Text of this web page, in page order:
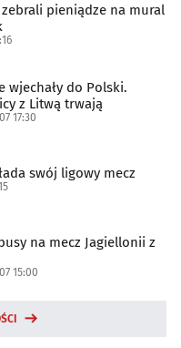
zebrali pieniądze na mural
wjechały do Polski.
z Litwą trwają
17:30
swój ligowy mecz
na mecz Jagiellonii z
15:00